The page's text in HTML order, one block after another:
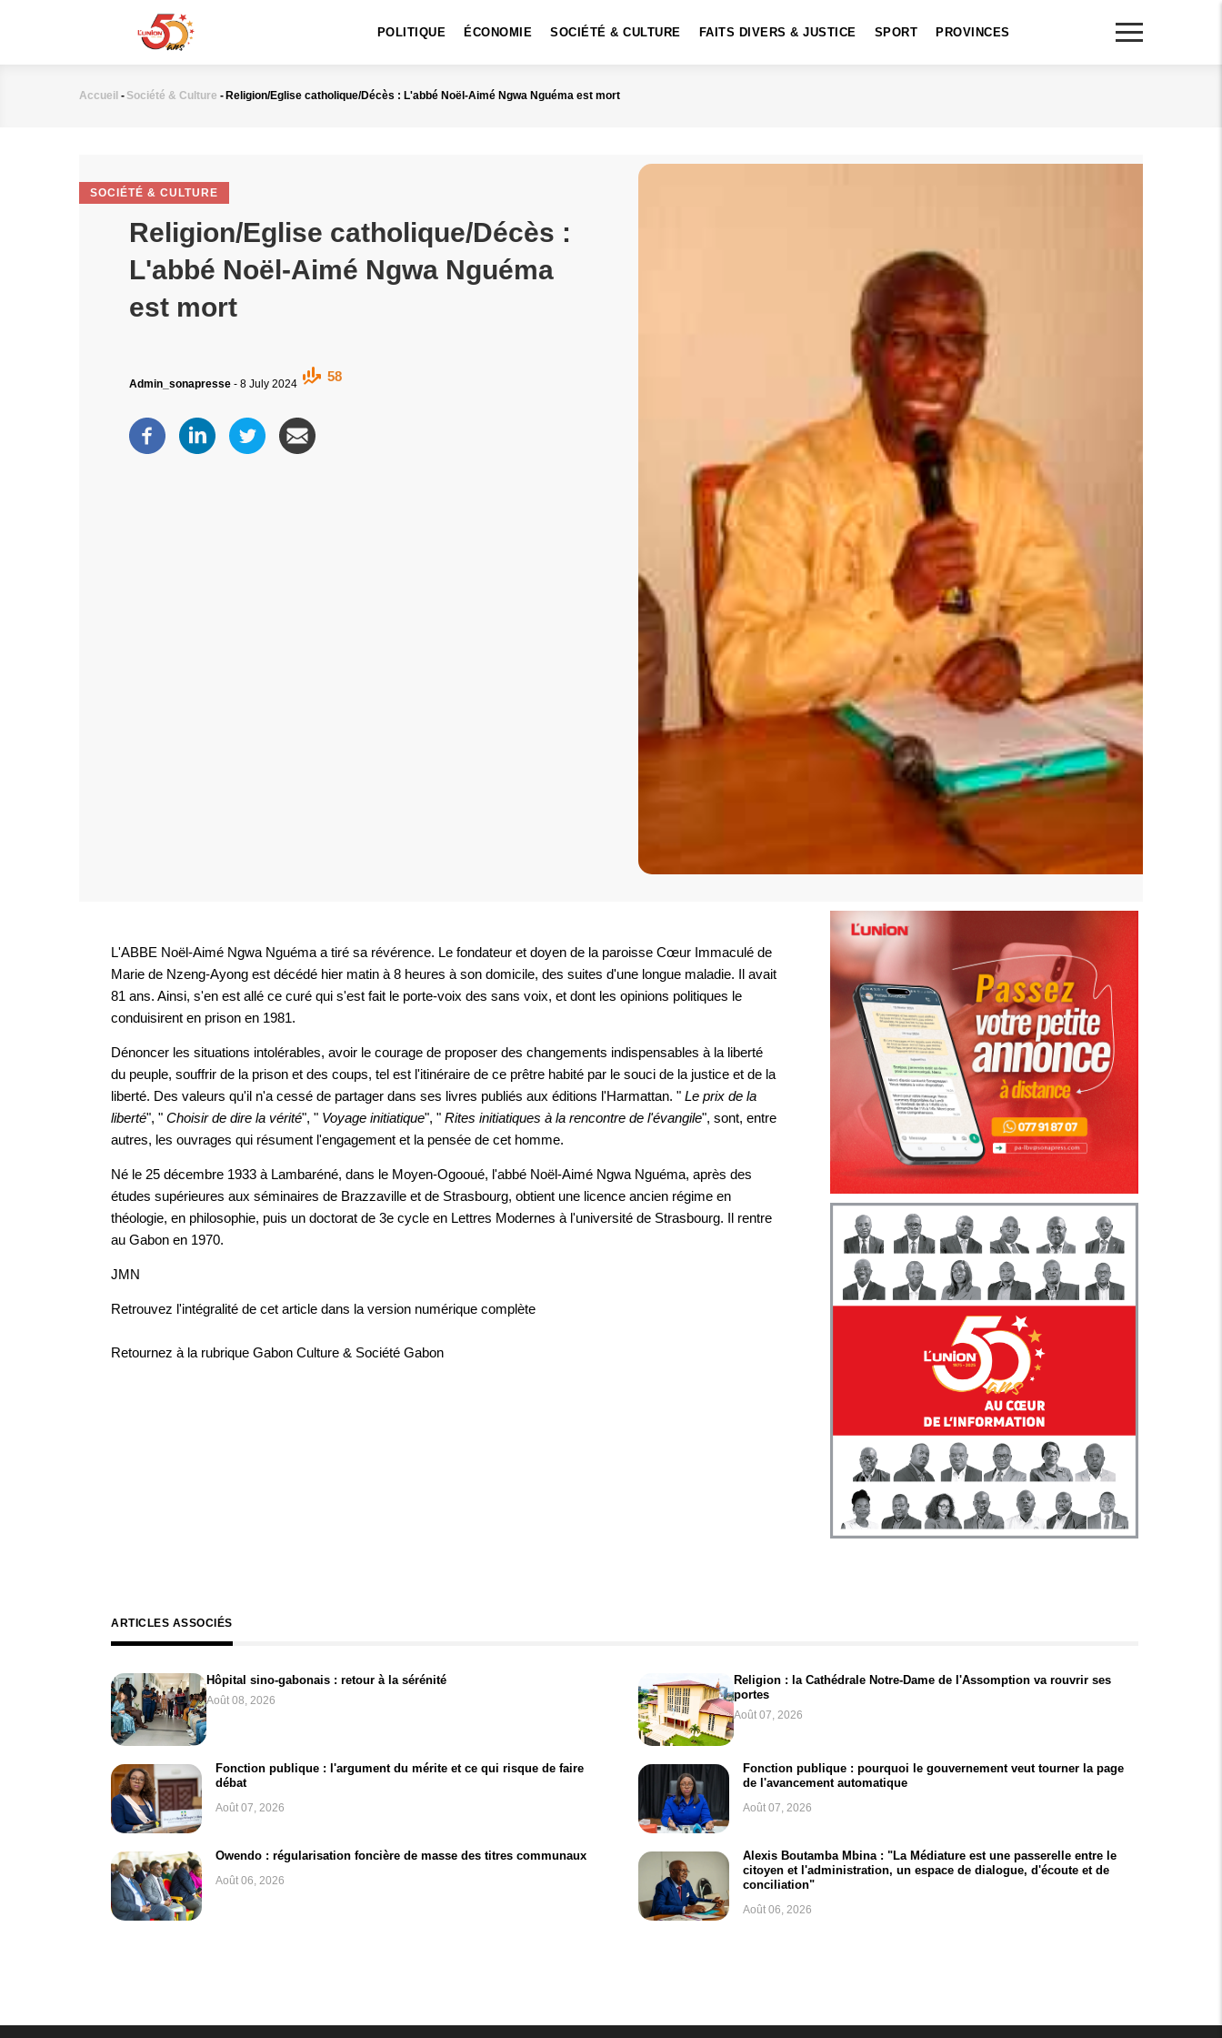
POLITIQUE ÉCONOMIE SOCIÉTÉ & CULTURE FAITS DIVERS & JUSTICE SPORT PROVINCES
Fil
Accueil - Société & Culture - Religion/Eglise catholique/Décès : L'abbé Noël-Aimé Ngwa Nguéma est mort
SOCIÉTÉ & CULTURE
Religion/Eglise catholique/Décès :
L'abbé Noël-Aimé Ngwa Nguéma
est mort
Admin_sonapresse - 8 July 2024
58
L'ABBE Noël-Aimé Ngwa Nguéma a tiré sa révérence. Le fondateur et doyen de la paroisse Cœur Immaculé de
Marie de Nzeng-Ayong est décédé hier matin à 8 heures à son domicile, des suites d'une longue maladie. Il avait
81 ans. Ainsi, s'en est allé ce curé qui s'est fait le porte-voix des sans voix, et dont les opinions politiques le
conduisirent en prison en 1981.
Dénoncer les situations intolérables, avoir le courage de proposer des changements indispensables à la liberté
du peuple, souffrir de la prison et des coups, tel est l'itinéraire de ce prêtre habité par le souci de la justice et de la
liberté. Des valeurs qu'il n'a cessé de partager dans ses livres publiés aux éditions l'Harmattan. " Le prix de la
liberté", " Choisir de dire la vérité", " Voyage initiatique", " Rites initiatiques à la rencontre de l'évangile", sont, entre
autres, les ouvrages qui résument l'engagement et la pensée de cet homme.
Né le 25 décembre 1933 à Lambaréné, dans le Moyen-Ogooué, l'abbé Noël-Aimé Ngwa Nguéma, après des
études supérieures aux séminaires de Brazzaville et de Strasbourg, obtient une licence ancien régime en
théologie, en philosophie, puis un doctorat de 3e cycle en Lettres Modernes à l'université de Strasbourg. Il rentre
au Gabon en 1970.
JMN
Retrouvez l'intégralité de cet article dans la version numérique complète
Retournez à la rubrique Gabon Culture & Société Gabon
ARTICLES ASSOCIÉS
Hôpital sino-gabonais : retour à la sérénité
Août 08, 2026
Religion : la Cathédrale Notre-Dame de l'Assomption va rouvrir ses
portes
Août 07, 2026
Fonction publique : l'argument du mérite et ce qui risque de faire
débat
Août 07, 2026
Fonction publique : pourquoi le gouvernement veut tourner la page
de l'avancement automatique
Août 07, 2026
Owendo : régularisation foncière de masse des titres communaux
Août 06, 2026
Alexis Boutamba Mbina : "La Médiature est une passerelle entre le
citoyen et l'administration, un espace de dialogue, d'écoute et de
conciliation"
Août 06, 2026